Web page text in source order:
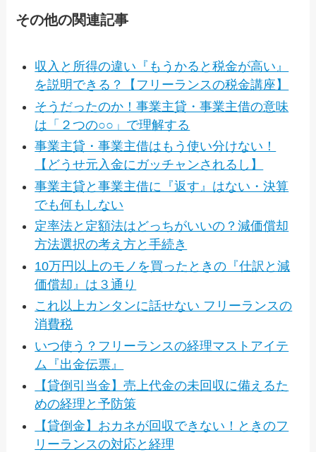
その他の関連記事
収入と所得の違い『もうかると税金が高い』
を説明できる？【フリーランスの税金講座】
そうだったのか！事業主貸・事業主借の意味
は「２つの○○」で理解する
事業主貸・事業主借はもう使い分けない！
【どうせ元入金にガッチャンされるし】
事業主貸と事業主借に『返す』はない・決算
でも何もしない
定率法と定額法はどっちがいいの？減価償却
方法選択の考え方と手続き
10万円以上のモノを買ったときの『仕訳と減
価償却』は３通り
これ以上カンタンに話せない フリーランスの
消費税
いつ使う？フリーランスの経理マストアイテ
ム『出金伝票』
【貸倒引当金】売上代金の未回収に備えるた
めの経理と予防策
【貸倒金】おカネが回収できない！ときのフ
リーランスの対応と経理